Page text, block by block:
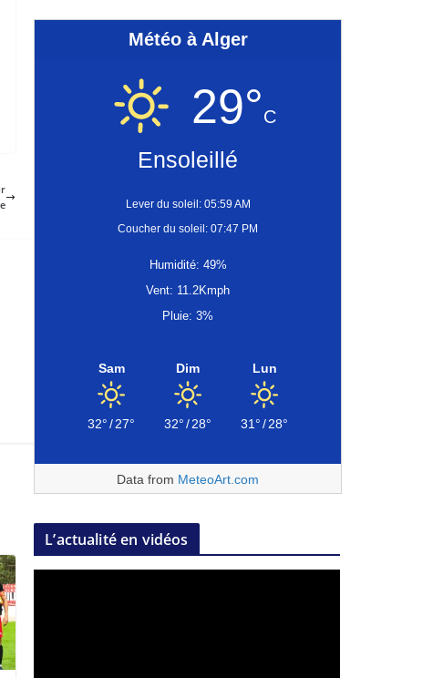
Météo à Alger
29°C
Ensoleillé
Lever du soleil: 05:59 AM
Coucher du soleil: 07:47 PM
Humidité: 49%
Vent: 11.2Kmph
Pluie: 3%
Sam
32°/27°
Dim
32°/28°
Lun
31°/28°
Data from MeteoArt.com
L’actualité en vidéos